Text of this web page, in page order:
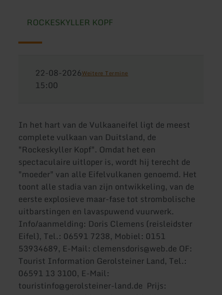
ROCKESKYLLER KOPF
22-08-2026Weitere Termine
15:00
In het hart van de Vulkaaneifel ligt de meest
complete vulkaan van Duitsland, de
"Rockeskyller Kopf". Omdat het een
spectaculaire uitloper is, wordt hij terecht de
"moeder" van alle Eifelvulkanen genoemd. Het
toont alle stadia van zijn ontwikkeling, van de
eerste explosieve maar-fase tot strombolische
uitbarstingen en lavaspuwend vuurwerk.
Info/aanmelding: Doris Clemens (reisleidster
Eifel), Tel.: 06591 7238, Mobiel: 0151
53934689, E-Mail: clemensdoris@web.de OF:
Tourist Information Gerolsteiner Land, Tel.:
06591 13 3100, E-Mail:
touristinfo@gerolsteiner-land.de Prijs: